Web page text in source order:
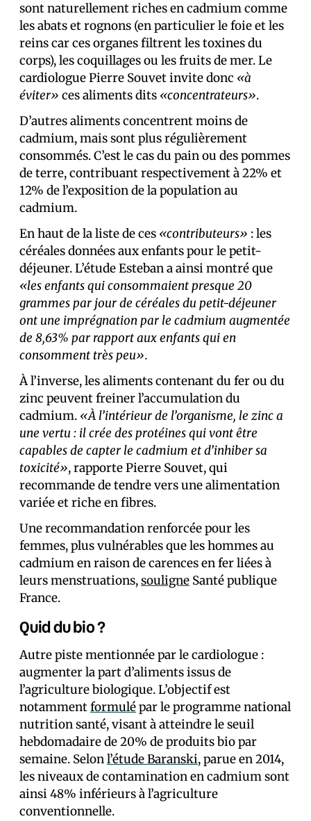
sont naturellement riches en cadmium comme
les abats et rognons (en particulier le foie et les
reins car ces organes filtrent les toxines du
corps), les coquillages ou les fruits de mer. Le
cardiologue Pierre Souvet invite donc «à
éviter» ces aliments dits «concentrateurs».
D’autres aliments concentrent moins de
cadmium, mais sont plus régulièrement
consommés. C’est le cas du pain ou des pommes
de terre, contribuant respectivement à 22% et
12% de l’exposition de la population au
cadmium.
En haut de la liste de ces «contributeurs» : les
céréales données aux enfants pour le petit-
déjeuner. L’étude Esteban a ainsi montré que
«les enfants qui consommaient presque 20
grammes par jour de céréales du petit-déjeuner
ont une imprégnation par le cadmium augmentée
de 8,63% par rapport aux enfants qui en
consomment très peu».
À l’inverse, les aliments contenant du fer ou du
zinc peuvent freiner l’accumulation du
cadmium. «À l’intérieur de l’organisme, le zinc a
une vertu : il crée des protéines qui vont être
capables de capter le cadmium et d’inhiber sa
toxicité», rapporte Pierre Souvet, qui
recommande de tendre vers une alimentation
variée et riche en fibres.
Une recommandation renforcée pour les
femmes, plus vulnérables que les hommes au
cadmium en raison de carences en fer liées à
leurs menstruations,souligne Santé publique
France.
Quid du bio ?
Autre piste mentionnée par le cardiologue :
augmenter la part d’aliments issus de
l’agriculture biologique. L’objectif est
notammentformulépar le programme national
nutrition santé, visant à atteindre le seuil
hebdomadaire de 20% de produits bio par
semaine. Selonl’étude Baranski, parue en 2014,
les niveaux de contamination en cadmium sont
ainsi 48% inférieurs à l’agriculture
conventionnelle.